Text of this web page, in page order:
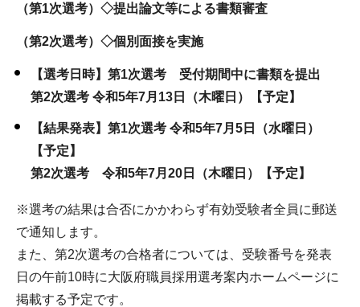
（第1次選考）◇提出論文等による書類審査
（第2次選考）◇個別面接を実施
【選考日時】第1次選考 受付期間中に書類を提出
第2次選考 令和5年7月13日（木曜日）【予定】
【結果発表】第1次選考 令和5年7月5日（水曜日）
【予定】
第2次選考 令和5年7月20日（木曜日）【予定】
※選考の結果は合否にかかわらず有効受験者全員に郵送
で通知します。
また、第2次選考の合格者については、受験番号を発表
日の午前10時に大阪府職員採用選考案内ホームページに
掲載する予定です。